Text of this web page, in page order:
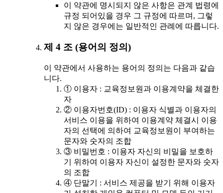
이 약관에 명시되지 않은 사항은 관계 법령에
규정 되어있을 경우 그 규정에 따르며, 그렇
지 않은 경우에는 일반적인 관례에 따릅니다.
제 4 조 (용어의 정의)
이 약관에서 사용하는 용어의 정의는 다음과 같습
니다.
① 이용자 : 교육정보원과 이용계약을 체결한
자
② 이용자번호(ID) : 이용자 식별과 이용자의
서비스 이용을 위하여 이용계약 체결시 이용
자의 선택에 의하여 교육정보원이 부여하는
문자와 숫자의 조합
③ 비밀번호 : 이용자 자신의 비밀을 보호하
기 위하여 이용자 자신이 설정한 문자와 숫자
의 조합
④ 단말기 : 서비스 제공을 받기 위해 이용자